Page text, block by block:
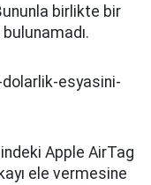
birlikte bir
Apple AirTag
ele vermesine